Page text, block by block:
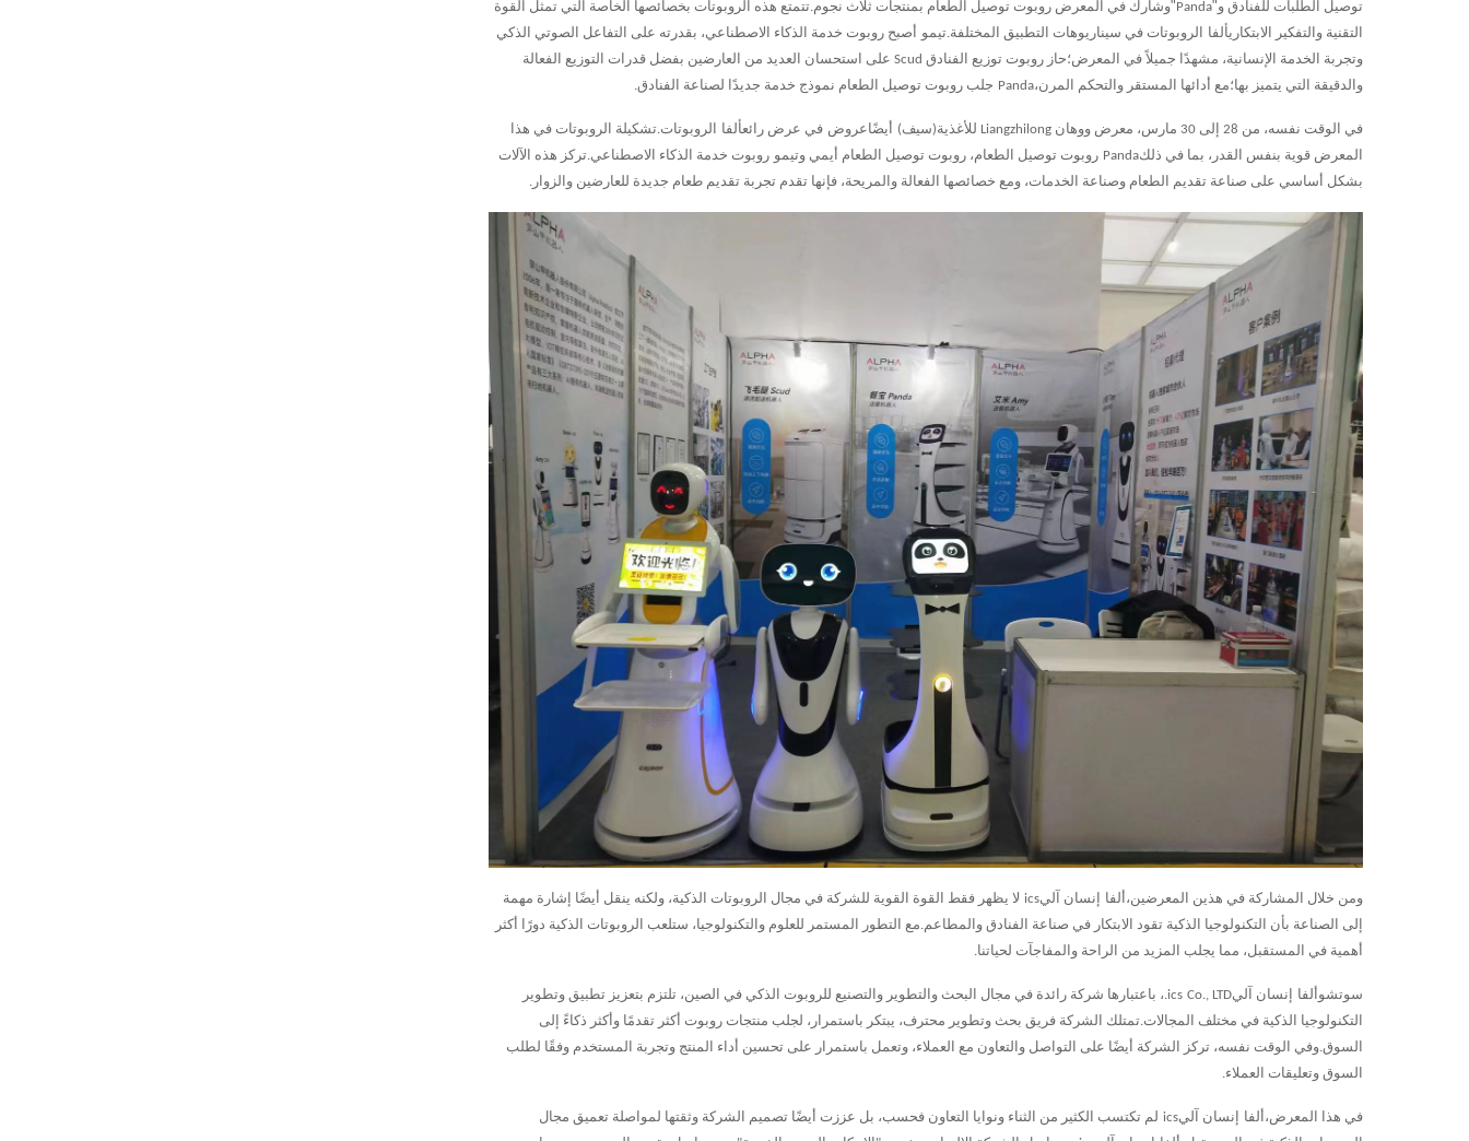
توصيل الطلبات للفنادق و"
Panda
"وشارك في المعرض روبوت توصيل الطعام بمنتجات ثلاث نجوم.تتمتع هذه الروبوتات بخصائصها الخاصة التي تمثل القوة
التقنية والتفكير الابتكاريألفا الروبوتات في سيناريوهات التطبيق المختلفة.تيمو
أصبح روبوت خدمة الذكاء الاصطناعي، بقدرته على التفاعل الصوتي الذكي
وتجربة الخدمة الإنسانية، مشهدًا جميلاً في المعرض؛حاز روبوت توزيع الفنادق Scud على استحسان العديد من العارضين بفضل قدرات التوزيع الفعالة
والدقيقة التي يتميز بها؛مع أدائها المستقر والتحكم المرن،Panda جلب روبوت توصيل الطعام نموذج خدمة جديدًا لصناعة الفنادق.
في الوقت نفسه، من 28 إلى 30 مارس، معرض ووهان Liangzhilong للأغذية (سيف) أيضًاعروض في عرض رائعألفا
الروبوتات.تشكيلة الروبوتات في هذا
المعرض قوية بنفس القدر، بما في ذلكPanda روبوت توصيل الطعام، روبوت توصيل الطعام أيمي وتيمو روبوت خدمة الذكاء الاصطناعي.تركز هذه الآلات
بشكل أساسي على صناعة تقديم الطعام وصناعة الخدمات، ومع خصائصها الفعالة والمريحة، فإنها تقدم تجربة تقديم طعام جديدة للعارضين والزوار.
ومن خلال المشاركة في هذين المعرضين، ألفا إنسان آليics لا يظهر فقط القوة القوية للشركة في مجال الروبوتات الذكية، ولكنه ينقل أيضًا إشارة مهمة
إلى الصناعة بأن التكنولوجيا الذكية تقود الابتكار في صناعة الفنادق والمطاعم.مع التطور المستمر للعلوم والتكنولوجيا، ستلعب الروبوتات الذكية دورًا أكثر
أهمية في المستقبل، مما يجلب المزيد من الراحة والمفاجآت لحياتنا.
سوتشو ألفا إنسان آلي icsCo., LTD.، باعتبارها شركة رائدة في مجال البحث والتطوير والتصنيع للروبوت الذكي في الصين، تلتزم بتعزيز تطبيق وتطوير
التكنولوجيا الذكية في مختلف المجالات.تمتلك الشركة فريق بحث وتطوير محترف، يبتكر باستمرار، لجلب منتجات روبوت أكثر تقدمًا وأكثر ذكاءً إلى
السوق.وفي الوقت نفسه، تركز الشركة أيضًا على التواصل والتعاون مع العملاء، وتعمل باستمرار على تحسين أداء المنتج وتجربة المستخدم وفقًا لطلب
السوق وتعليقات العملاء.
في هذا المعرض، ألفا إنسان آليics لم تكتسب الكثير من الثناء ونوايا التعاون فحسب، بل عززت أيضًا تصميم الشركة وثقتها لمواصلة تعميق مجال